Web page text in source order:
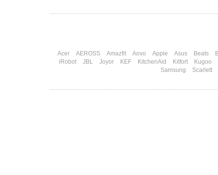
Acer AEROSS Amazfit Aovo Apple Asus Beats
iRobot
JBL Joyor KEF KitchenAid Kitfort Kugoo
Samsung
Scarlett